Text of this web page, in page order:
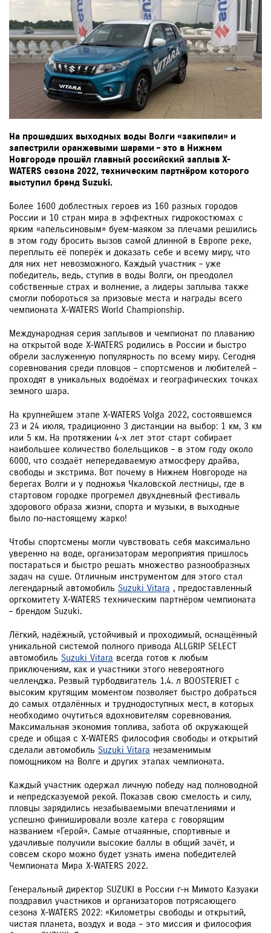
На прошедших выходных воды Волги «закипели» и
запестрили оранжевыми шарами – это в Нижнем
Новгороде прошёл главный российский заплыв X-
WATERS сезона 2022, техническим партнёром которого
выступил бренд Suzuki.
Более 1600 доблестных героев из 160 разных городов
России и 10 стран мира в эффектных гидрокостюмах с
ярким «апельсиновым» буем-маяком за плечами решились
в этом году бросить вызов самой длинной в Европе реке,
переплыть её поперёк и доказать себе и всему миру, что
для них нет невозможного. Каждый участник – уже
победитель, ведь, ступив в воды Волги, он преодолел
собственные страх и волнение, а лидеры заплыва также
смогли побороться за призовые места и награды всего
чемпионата X-WATERS World Championship.
Международная серия заплывов и чемпионат по плаванию
на открытой воде X-WATERS родились в России и быстро
обрели заслуженную популярность по всему миру. Сегодня
соревнования среди пловцов – спортсменов и любителей –
проходят в уникальных водоёмах и географических точках
земного шара.
На крупнейшем этапе X-WATERS Volga 2022, состоявшемся
23 и 24 июля, традиционно 3 дистанции на выбор: 1 км, 3 км
или 5 км. На протяжении 4-х лет этот старт собирает
наибольшее количество болельщиков – в этом году около
6000, что создаёт непередаваемую атмосферу драйва,
свободы и экстрима. Вот почему в Нижнем Новгороде на
берегах Волги и у подножья Чкаловской лестницы, где в
стартовом городке прогремел двухдневный фестиваль
здорового образа жизни, спорта и музыки, в выходные
было по-настоящему жарко!
Чтобы спортсмены могли чувствовать себя максимально
уверенно на воде, организаторам мероприятия пришлось
постараться и быстро решать множество разнообразных
задач на суше. Отличным инструментом для этого стал
легендарный автомобиль Suzuki Vitara , предоставленный
оргкомитету X-WATERS техническим партнёром чемпионата
– брендом Suzuki.
Лёгкий, надёжный, устойчивый и проходимый, оснащённый
уникальной системой полного привода ALLGRIP SELECT
автомобиль Suzuki Vitara всегда готов к любым
приключениям, как и участники этого невероятного
челленджа. Резвый турбодвигатель 1.4. л BOOSTERJET с
высоким крутящим моментом позволяет быстро добраться
до самых отдалённых и труднодоступных мест, в которых
необходимо очутиться вдохновителям соревнования.
Максимальная экономия топлива, забота об окружающей
среде и общая с X-WATERS философия свободы и открытий
сделали автомобиль Suzuki Vitara незаменимым
помощником на Волге и других этапах чемпионата.
Каждый участник одержал личную победу над полноводной
и непредсказуемой рекой. Показав свою смелость и силу,
пловцы зарядились незабываемыми впечатлениями и
успешно финишировали возле катера с говорящим
названием «Герой». Самые отчаянные, спортивные и
удачливые получили высокие баллы в общий зачёт, и
совсем скоро можно будет узнать имена победителей
Чемпионата Мира X-WATERS 2022.
Генеральный директор SUZUKI в России г-н Мимото Казуаки
поздравил участников и организаторов потрясающего
сезона X-WATERS 2022: «Километры свободы и открытий,
чистая планета, воздух и вода – это миссия и философия